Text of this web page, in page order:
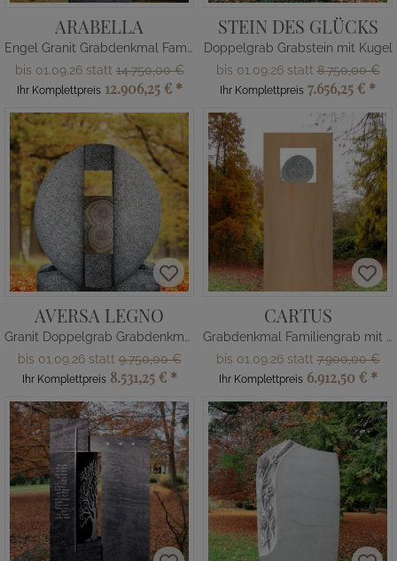
ARABELLA
Engel Granit Grabdenkmal Familiengrab
bis 01.09.26 statt14.750,00 €
Ihr Komplettpreis 12.906,25 € *
STEIN DES GLÜCKS
Doppelgrab Grabstein mit Kugel
bis 01.09.26 statt8.750,00 €
Ihr Komplettpreis 7.656,25 € *
AVERSA LEGNO
Granit Doppelgrab Grabdenkmal mit Holz
bis 01.09.26 statt9.750,00 €
Ihr Komplettpreis 8.531,25 € *
CARTUS
Grabdenkmal Familiengrab mit Findling
bis 01.09.26 statt7.900,00 €
Ihr Komplettpreis 6.912,50 € *